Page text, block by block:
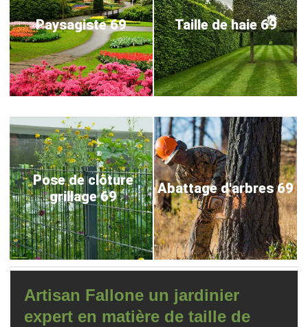
Paysagiste 69 Taille de haie 69
Pose de clôture
grillage 69
Abattage d'arbres 69
Artisan Fallone un jardinier
expert en matière de taille de